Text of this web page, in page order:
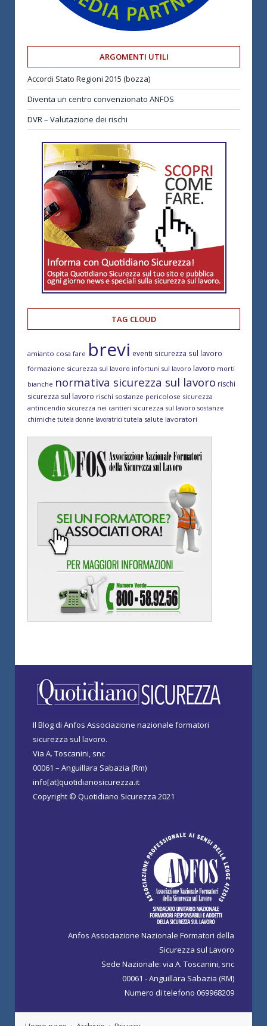
ARGOMENTI UTILI
Accordi Stato Regioni 2015 (bozza)
Diventa un centro convenzionato ANFOS
DVR – Valutazione dei rischi
TAG CLOUD
amianto cosa fare brevi eventi sicurezza sul lavoro
formazione sicurezza sul lavoro infortuni sul lavoro lavoro morti
bianche normativa sicurezza sul lavoro rischi
sicurezza sul lavoro rischi sostanze pericolose sicurezza
antincendio sicurezza nei cantieri sicurezza sul lavoro sostanze
chimiche tutela donne lavoratrici tutela salute lavoratori
Il Blog di Anfos Associazione nazionale formatori
sicurezza sul lavoro.
Via A. Toscanini, snc
00061 – Anguillara Sabazia (Rm)
info[at]quotidianosicurezza.it
Copyright © Quotidiano Sicurezza 2021
Anfos Associazione Nazionale Formatori della
Sicurezza sul Lavoro
Sede Nazionale: via A. Toscanini, snc
00061 - Anguillara Sabazia (RM)
Numero di telefono 069968209